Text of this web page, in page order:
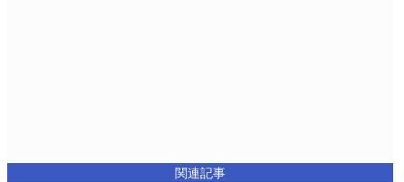
関連記事